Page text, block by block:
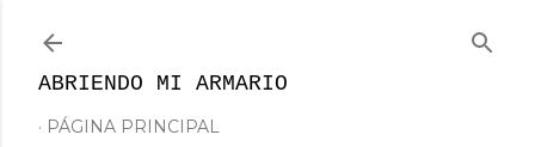
ABRIENDO MI ARMARIO
PÁGINA PRINCIPAL